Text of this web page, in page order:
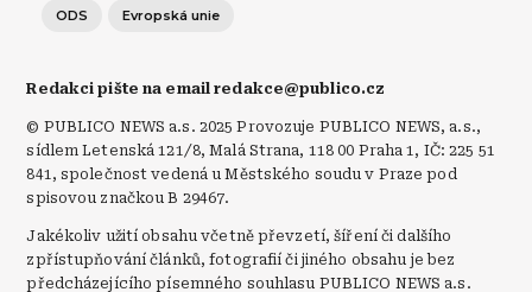
ODS Evropská unie
Redakci pište na email redakce@publico.cz
© PUBLICO NEWS a.s. 2025 Provozuje PUBLICO NEWS, a.s.,
sídlem Letenská 121/8, Malá Strana, 118 00 Praha 1, IČ: 225 51
841, společnost vedená u Městského soudu v Praze pod
spisovou značkou B 29467.
Jakékoliv užití obsahu včetně převzetí, šíření či dalšího
zpřístupňování článků, fotografií či jiného obsahu je bez
předcházejícího písemného souhlasu PUBLICO NEWS a.s.